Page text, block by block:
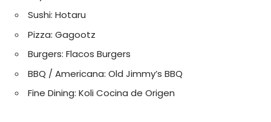
Sushi: Hotaru
Pizza: Gagootz
Burgers: Flacos Burgers
BBQ / Americana: Old Jimmy’s BBQ
Fine Dining: Koli Cocina de Origen